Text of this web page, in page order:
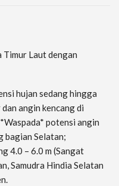
Laut dengan
hujan sedang hingga
angin kencang di
potensi angin
bagian Selatan;
4.0 – 6.0 m (Sangat
Samudra Hindia Selatan